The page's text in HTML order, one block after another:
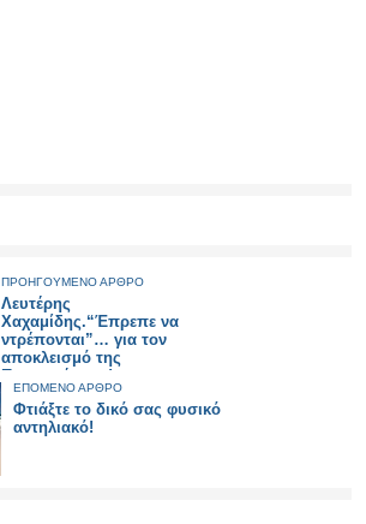
ΠΡΟΗΓΟΥΜΕΝΟ ΑΡΘΡΟ
Λευτέρης
Χαχαμίδης.“Έπρεπε να
ντρέπονται”… για τον
αποκλεισμό της
Παπαχρήστου!
ΕΠΟΜΕΝΟ ΑΡΘΡΟ
Φτιάξτε το δικό σας φυσικό
αντηλιακό!